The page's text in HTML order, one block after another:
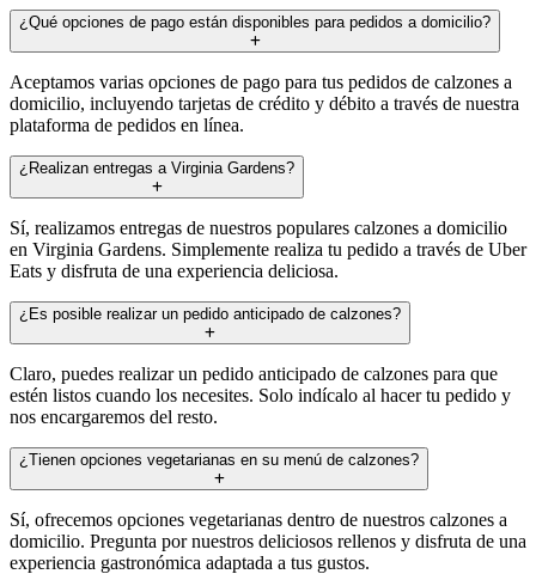
¿Qué opciones de pago están disponibles para pedidos a domicilio?
Aceptamos varias opciones de pago para tus pedidos de calzones a
domicilio, incluyendo tarjetas de crédito y débito a través de nuestra
plataforma de pedidos en línea.
¿Realizan entregas a Virginia Gardens?
Sí, realizamos entregas de nuestros populares calzones a domicilio
en Virginia Gardens. Simplemente realiza tu pedido a través de Uber
Eats y disfruta de una experiencia deliciosa.
¿Es posible realizar un pedido anticipado de calzones?
Claro, puedes realizar un pedido anticipado de calzones para que
estén listos cuando los necesites. Solo indícalo al hacer tu pedido y
nos encargaremos del resto.
¿Tienen opciones vegetarianas en su menú de calzones?
Sí, ofrecemos opciones vegetarianas dentro de nuestros calzones a
domicilio. Pregunta por nuestros deliciosos rellenos y disfruta de una
experiencia gastronómica adaptada a tus gustos.